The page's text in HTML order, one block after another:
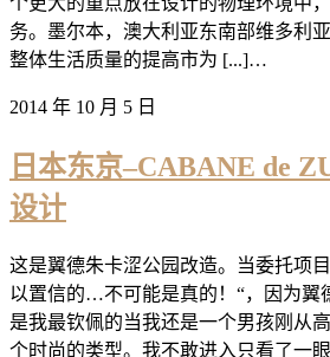
务。墨尔本，澳大利亚东南部维多利
整体生活质量的提高市为 [...]…
2014 年 10 月 5 日
日本东京–CABANE de
设计
这是翼德朱卡涩公园改造。当委托项
以置信的…不可能是真的！“，因为翼
是我最钦佩的当我还是一个男孩刚从
个时尚的类型。我不敢进入只看了一